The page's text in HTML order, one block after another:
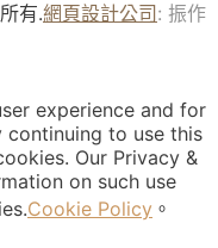
有.網頁設計公司 : 振作
experience and for
to use this
Our Privacy &
on such use
Cookie Policy 。